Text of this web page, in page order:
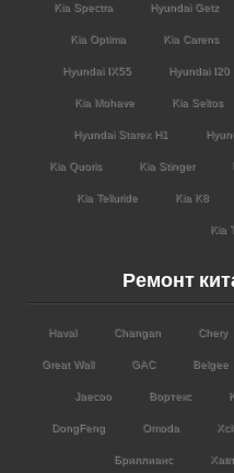
Kia Spectra Hyundai Getz
Kia Optima Kia Carens
Hyundai IX55 Hyundai I20
Kia Mohave Kia Seltos
Hyundai Starex H1
Kia Quoris Kia Stinger
Kia Telluride Kia K8
Kia
Ремонт
Haval Changan Chery
Great Wall GAC Belgee
Jaecoo Вортекс
DongFeng Omoda
Бриллианс